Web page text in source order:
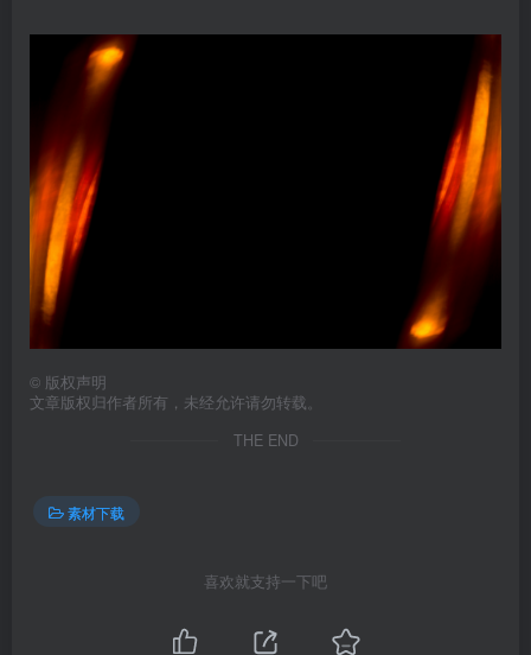
© 版权声明
文章版权归作者所有，未经允许请勿转载。
THE END
素材下载
喜欢就支持一下吧